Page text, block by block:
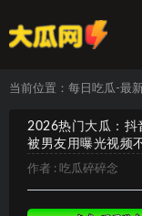
当前位置： 每日吃瓜-最
2026热门大瓜：抖
被男友用曝光视频
作者 : 吃瓜碎碎念